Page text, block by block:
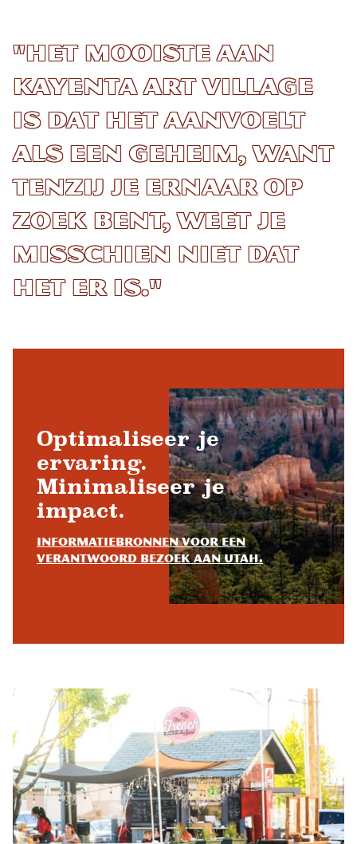
"Het mooiste aan
Kayenta Art Village
is dat het aanvoelt
als een geheim, want
tenzij je ernaar op
zoek bent, weet je
misschien niet dat
het er is."
Optimaliseer je
ervaring.
Minimaliseer je
impact.
Informatiebronnen voor een
verantwoord bezoek aan Utah.